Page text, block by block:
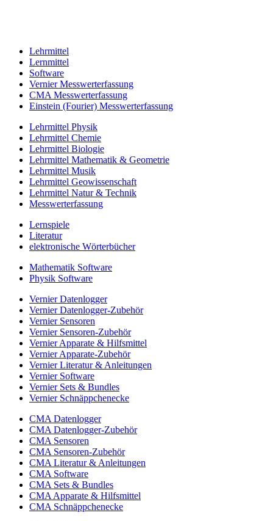
Lehrmittel
Lernmittel
Software
Vernier Messwerterfassung
CMA Messwerterfassung
Einstein (Fourier) Messwerterfassung
Lehrmittel Physik
Lehrmittel Chemie
Lehrmittel Biologie
Lehrmittel Mathematik & Geometrie
Lehrmittel Musik
Lehrmittel Geowissenschaft
Lehrmittel Natur & Technik
Messwerterfassung
Lernspiele
Literatur
elektronische Wörterbücher
Mathematik Software
Physik Software
Vernier Datenlogger
Vernier Datenlogger-Zubehör
Vernier Sensoren
Vernier Sensoren-Zubehör
Vernier Apparate & Hilfsmittel
Vernier Apparate-Zubehör
Vernier Literatur & Anleitungen
Vernier Software
Vernier Sets & Bundles
Vernier Schnäppchenecke
CMA Datenlogger
CMA Datenlogger-Zubehör
CMA Sensoren
CMA Sensoren-Zubehör
CMA Literatur & Anleitungen
CMA Software
CMA Sets & Bundles
CMA Apparate & Hilfsmittel
CMA Schnäppchenecke